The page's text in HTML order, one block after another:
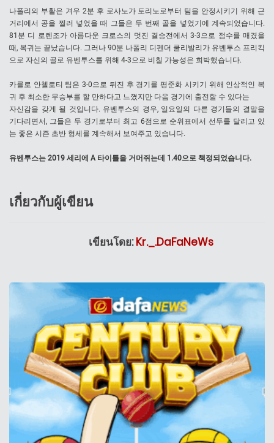
나폴리의 부활은 겨우 2분 후 로사노가 토리노로부터 팀을 안정시키기 위해 근
거리에서 공을 찔러 넣었을 때 그들은 두 번째 골을 넣었기에 계속되었습니다.
81분 디 로렌조가 아름다운 크로스의 멋진 결승전에서 3-3으로 점수를 매겼을
때, 복귀는 끝났습니다. 그러나 90분 나폴리 디펜더 쿨리발리가 유벤투스 프리킥
으로 자신의 골로 유벤투스를 위해 4-3으로 비칠 가능성은 희박했습니다.
카를로 안첼로티 팀은 3-0으로 뒤진 후 경기를 평준화 시키기 위해 인상적인 복
귀 후 최소한 무승부를 할 만하다고 느꼈지만 다음 경기에 출전할 수 있다는
자신감을 갖게 될 것입니다. 유벤투스의 경우, 일요일의 다른 경기들의 결말을
기다리면서, 그들은 두 경기로부터 최고 6점으로 순위표에서 선두를 달리고 있
는 좋은 시즌 초반 형세를 계속해서 보여주고 있습니다.
유벤투스는 2019 세리에 A 타이틀을 거머쥐는데 1.40으로 책정되었습니다.
เกี่ยวกับผู้เขียน
เขียนโดย:Kr._.DaFaNeWs